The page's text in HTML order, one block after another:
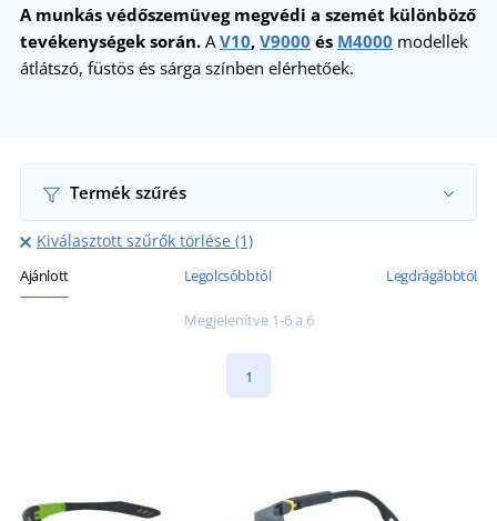
A munkás védőszemüveg megvédi a szemét különböző
tevékenységek során. AV10, V9000 és M4000 modellek
átlátszó, füstös és sárga színben elérhetőek.
Termék szűrés
Kiválasztott szűrők törlése (1)
Ajánlott Legolcsóbbtól Legdrágábbtól
Megjelenítve 1-6 a 6
1